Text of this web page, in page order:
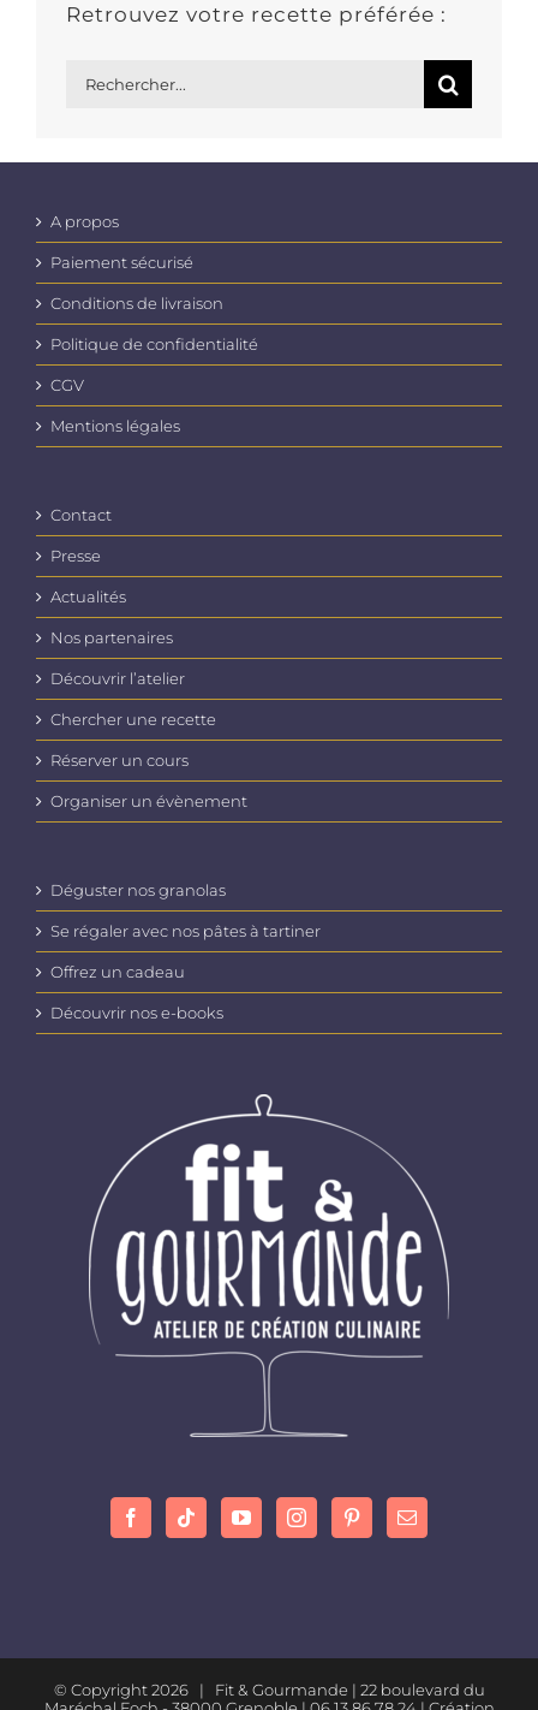
Retrouvez votre recette préférée :
A propos
Paiement sécurisé
Conditions de livraison
Politique de confidentialité
CGV
Mentions légales
Contact
Presse
Actualités
Nos partenaires
Découvrir l’atelier
Chercher une recette
Réserver un cours
Organiser un évènement
Déguster nos granolas
Se régaler avec nos pâtes à tartiner
Offrez un cadeau
Découvrir nos e-books
© Copyright2026 | Fit & Gourmande | 22 boulevard du